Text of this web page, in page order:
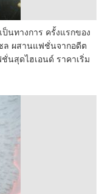
เป็นทางการ ครั้งแรกของ
ซล ผสานแฟชั่นจากอดีต
นสุดไฮเอนด์ ราคาเริ่ม